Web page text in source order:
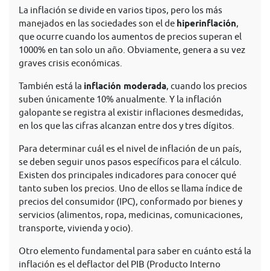
La inflación se divide en varios tipos, pero los más
manejados en las sociedades son el de hiperinflación,
que ocurre cuando los aumentos de precios superan el
1000% en tan solo un año. Obviamente, genera a su vez
graves crisis económicas.
También está la inflación moderada, cuando los precios
suben únicamente 10% anualmente. Y la inflación
galopante se registra al existir inflaciones desmedidas,
en los que las cifras alcanzan entre dos y tres dígitos.
Para determinar cuál es el nivel de inflación de un país,
se deben seguir unos pasos específicos para el cálculo.
Existen dos principales indicadores para conocer qué
tanto suben los precios. Uno de ellos se llama índice de
precios del consumidor (IPC), conformado por bienes y
servicios (alimentos, ropa, medicinas, comunicaciones,
transporte, vivienda y ocio).
Otro elemento fundamental para saber en cuánto está la
inflación es el deflactor del PIB (Producto Interno